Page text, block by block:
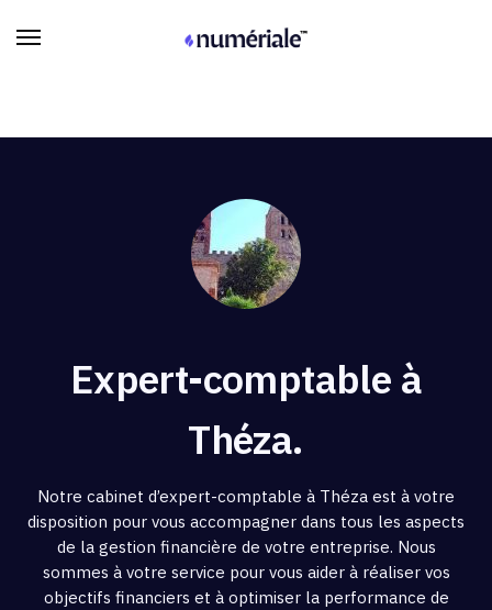
Expert-comptable à
Théza.
Notre cabinet d’expert-comptable à Théza est à votre
disposition pour vous accompagner dans tous les aspects
de la gestion financière de votre entreprise. Nous
sommes à votre service pour vous aider à réaliser vos
objectifs financiers et à optimiser la performance de